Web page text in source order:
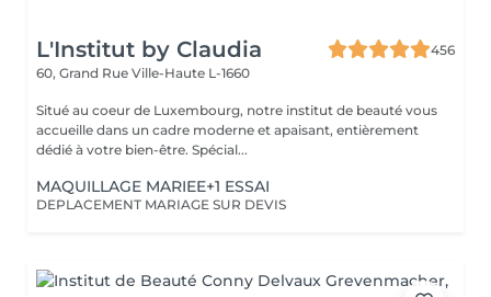
L'Institut by Claudia
456
60, Grand Rue Ville-Haute L-1660
Situé au coeur de Luxembourg, notre institut de beauté vous
accueille dans un cadre moderne et apaisant, entièrement
dédié à votre bien-être. Spécial...
MAQUILLAGE MARIEE+1 ESSAI
DEPLACEMENT MARIAGE SUR DEVIS